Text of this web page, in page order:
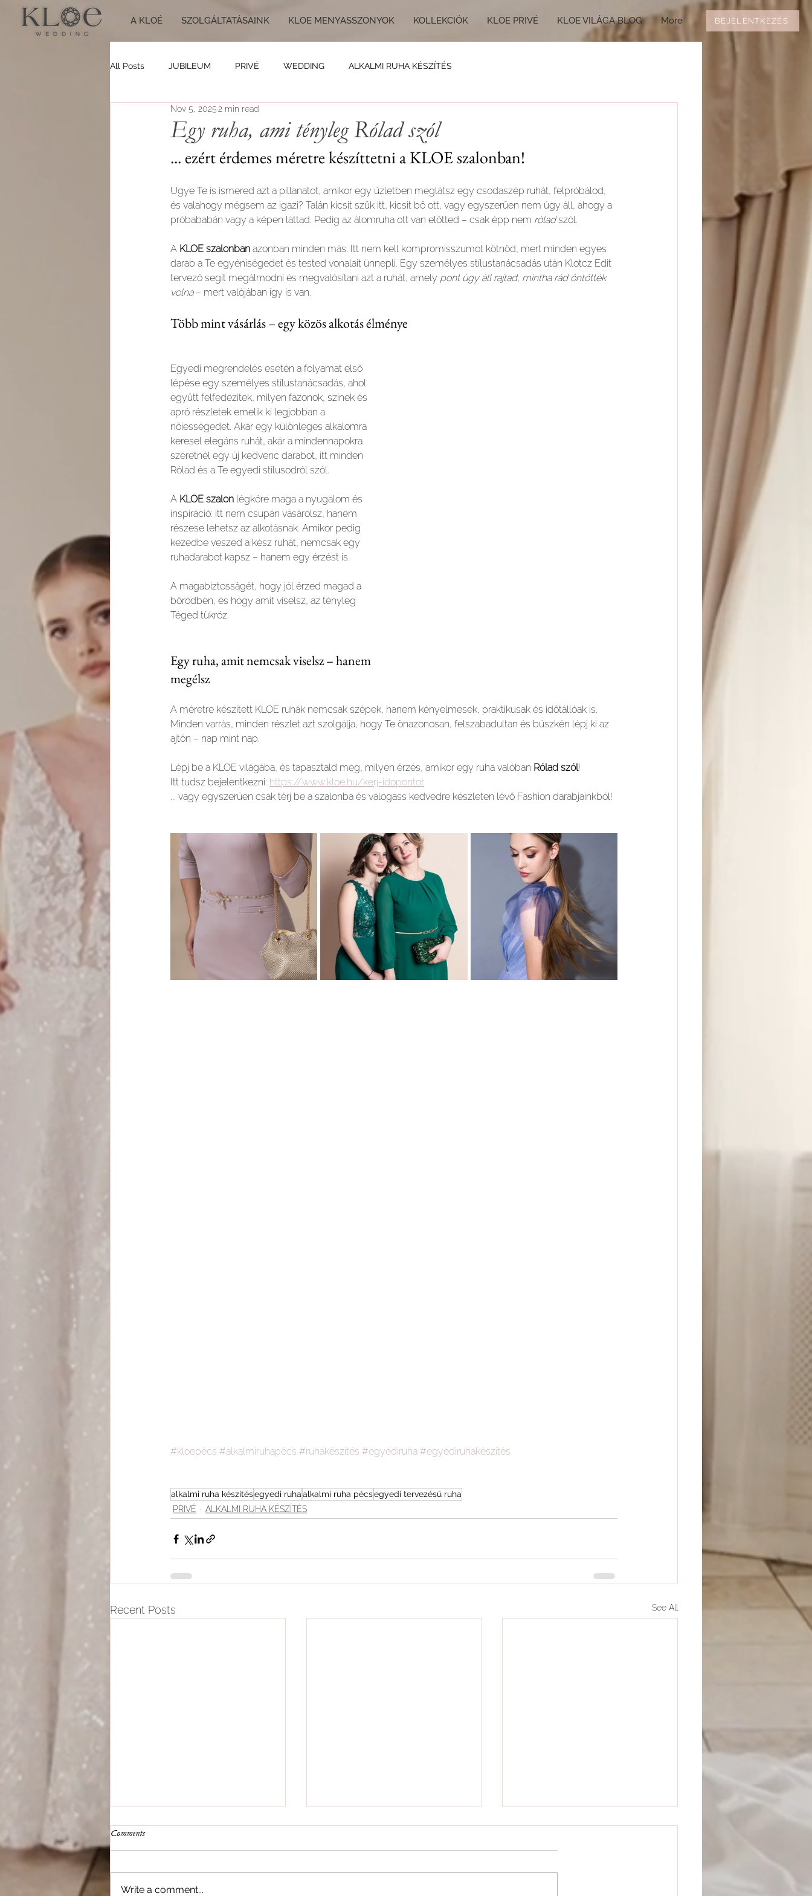
A KLOÉ SZOLGÁLTATÁSAINK KLOE MENYASSZONYOK KOLLEKCIÓK KLOE PRIVÉ KLOE VILÁGA BLOG More BEJELENTKEZÉS
All Posts JUBILEUM PRIVÉ WEDDING ALKALMI RUHA KÉSZÍTÉS
Egy ruha, ami tényleg Rólad szól
Nov 5, 20252 min read
... ezért érdemes méretre készíttetni a KLOE szalonban!
Ugye Te is ismered azt a pillanatot, amikor egy üzletben meglátsz egy csodaszép ruhát, felpróbálod,
és valahogy mégsem az igazi? Talán kicsit szűk itt, kicsit bő ott, vagy egyszerűen nem úgy áll, ahogy a
próbababán vagy a képen láttad. Pedig az álomruha ott van előtted – csak épp nem rólad szól.
A KLOE szalonban azonban minden más. Itt nem kell kompromisszumot kötnöd, mert minden egyes
darab a Te egyéniségedet és tested vonalait ünnepli. Egy személyes stílustanácsadás után Klotcz Edit
tervező segít megálmodni és megvalósítani azt a ruhát, amely pont úgy áll rajtad, mintha rád öntötték
volna – mert valójában így is van.
Több mint vásárlás – egy közös alkotás élménye
Egyedi megrendelés esetén a folyamat első
lépése egy személyes stílustanácsadás, ahol
együtt felfedezitek, milyen fazonok, színek és
apró részletek emelik ki legjobban a
nőiességedet. Akár egy különleges alkalomra
keresel elegáns ruhát, akár a mindennapokra
szeretnél egy új kedvenc darabot, itt minden
Rólad és a Te egyedi stílusodról szól.
A KLOE szalon légköre maga a nyugalom és
inspiráció: itt nem csupán vásárolsz, hanem
részese lehetsz az alkotásnak. Amikor pedig
kezedbe veszed a kész ruhát, nemcsak egy
ruhadarabot kapsz – hanem egy érzést is.
A magabiztosságét, hogy jól érzed magad a
bőrödben, és hogy amit viselsz, az tényleg
Téged tükröz.
Egy ruha, amit nemcsak viselsz – hanem
megélsz
A méretre készített KLOE ruhák nemcsak szépek, hanem kényelmesek, praktikusak és időtállóak is.
Minden varrás, minden részlet azt szolgálja, hogy Te önazonosan, felszabadultan és büszkén lépj ki az
ajtón – nap mint nap.
Lépj be a KLOE világába, és tapasztald meg, milyen érzés, amikor egy ruha valóban Rólad szól!
Itt tudsz bejelentkezni: https://www.kloe.hu/kerj-idopontot
... vagy egyszerűen csak térj be a szalonba és válogass kedvedre készleten lévő Fashion darabjainkból!
#kloepécs #alkalmiruhapécs #ruhakészítés #egyediruha #egyediruhakészítés
alkalmi ruha készítésegyedi ruhaalkalmi ruha pécsegyedi tervezésű ruha
PRIVÉ
ALKALMI RUHA KÉSZÍTÉS
Recent Posts See All
Comments
Write a comment...